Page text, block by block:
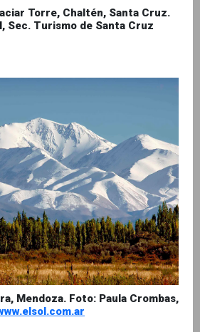
Torre, Chaltén, Santa Cruz.
Sec. Turismo de Santa Cruz
Mendoza. Foto: Paula Crombas,